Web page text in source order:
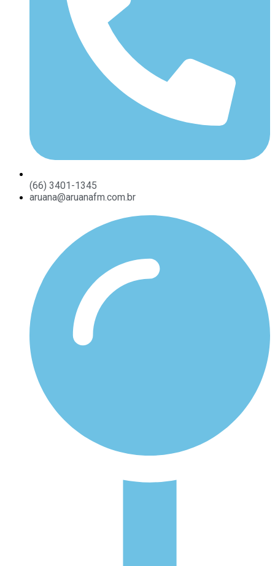
(66) 3401-1345
aruana@aruanafm.com.br